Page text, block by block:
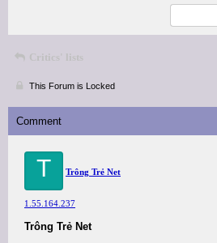
Critics' lists
This Forum is Locked
Comment
T Trông Trẻ Net
1.55.164.237
Trông Trẻ Net